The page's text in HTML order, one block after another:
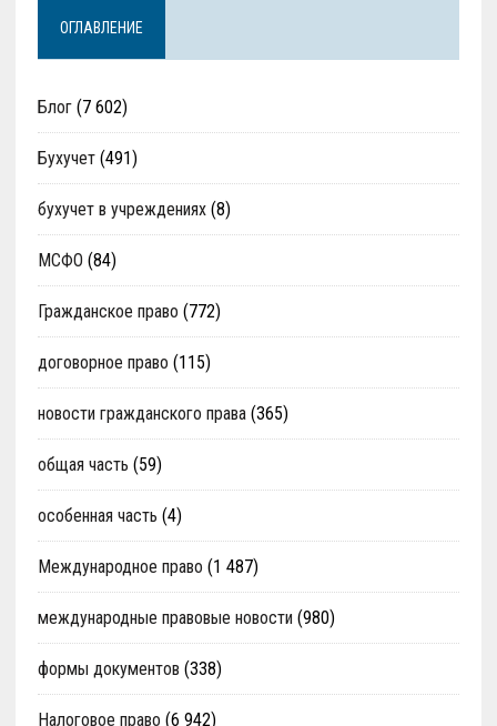
ОГЛАВЛЕНИЕ
Блог(7 602)
Бухучет(491)
бухучет в учреждениях(8)
МСФО (84)
Гражданское право (772)
договорное право (115)
новости гражданского права(365)
общая часть (59)
особенная часть (4)
Международное право (1 487)
международные правовые новости (980)
формы документов (338)
Налоговое право (6 942)